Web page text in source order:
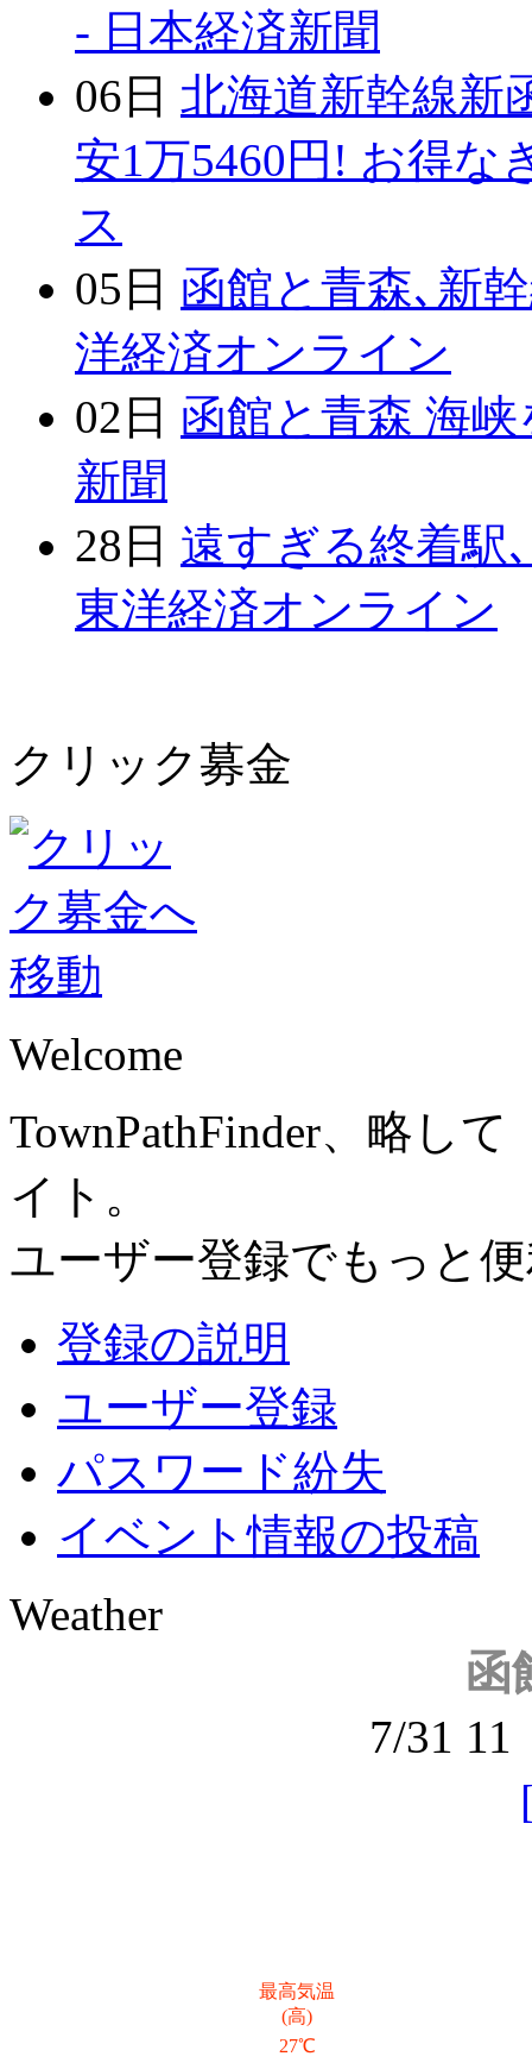
- 日本経済新聞
06日 北海道新幹線新
安1万5460円! お得な
ス
05日 函館と青森､新
洋経済オンライン
02日 函館と青森 海
新聞
28日 遠すぎる終着駅
東洋経済オンライン
クリック募金
Welcome
TownPathFinder、略し
イト。
ユーザー登録でもっと
登録の説明
ユーザー登録
パスワード紛失
イベント情報の投稿
Weather
函
7/31
最高気温
(高)
27℃